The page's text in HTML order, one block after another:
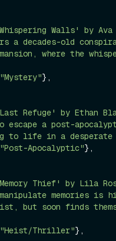
Walls' by Ava
a decades-old
where the
"Mystery"},
Refuge' by Ethan
escape a post-
to life in a
"Post-Apocalyptic"},
Thief' by Lila
memories is
but soon finds
"Heist/Thriller"},